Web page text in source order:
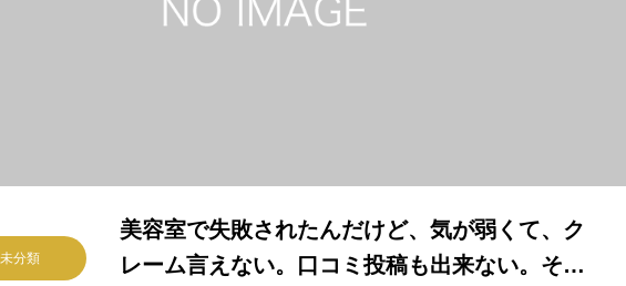
未分類
美容室で失敗されたんだけど、気が弱くて、ク
レーム言えない。口コミ投稿も出来ない。そん